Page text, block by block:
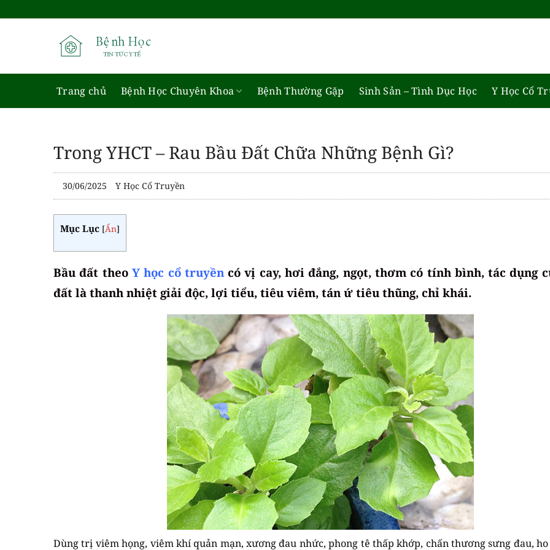
qua
Trang chủ Bệnh Học Chuyên Khoa Bệnh Thường Gặp Sinh Sản – Tình Dục Học Y Học Cổ
Trong YHCT – Rau Bầu Đất Chữa Những Bệnh Gì?
30/06/2025 Y Học Cổ Truyền
Mục Lục [Ẩn]
Bầu đất theo Y học cổ truyềncó vị cay, hơi đắng, ngọt, thơm có tính bình, tác dụng
đất là thanh nhiệt giải độc, lợi tiểu, tiêu viêm, tán ứ tiêu thũng, chỉ khái.
Dùng trị viêm họng, viêm khí quản mạn, xương đau nhức, phong tê thấp khớp, chấn thương sưng đau, ho